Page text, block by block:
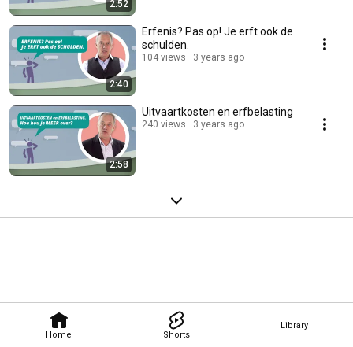
Home Shorts
Library
2:52
2:40
Erfenis? Pas op! Je erft ook de
schulden.
104 views 3 years ago
2:58
Uitvaartkosten en erfbelasting
240 views 3 years ago